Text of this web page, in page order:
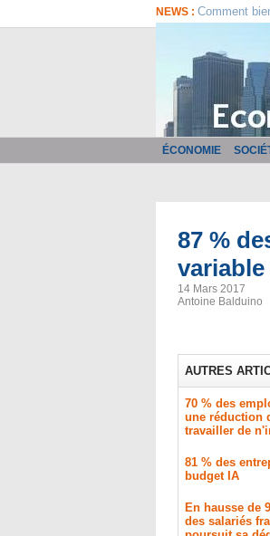
NEWS : Comment
ÉCONOMIE
87 %
14 Mars 2017
Antoine Balduino
AUTRES
70 % des
une réduction
travailler de
81 % des
budget IA
En hausse de
des salariés